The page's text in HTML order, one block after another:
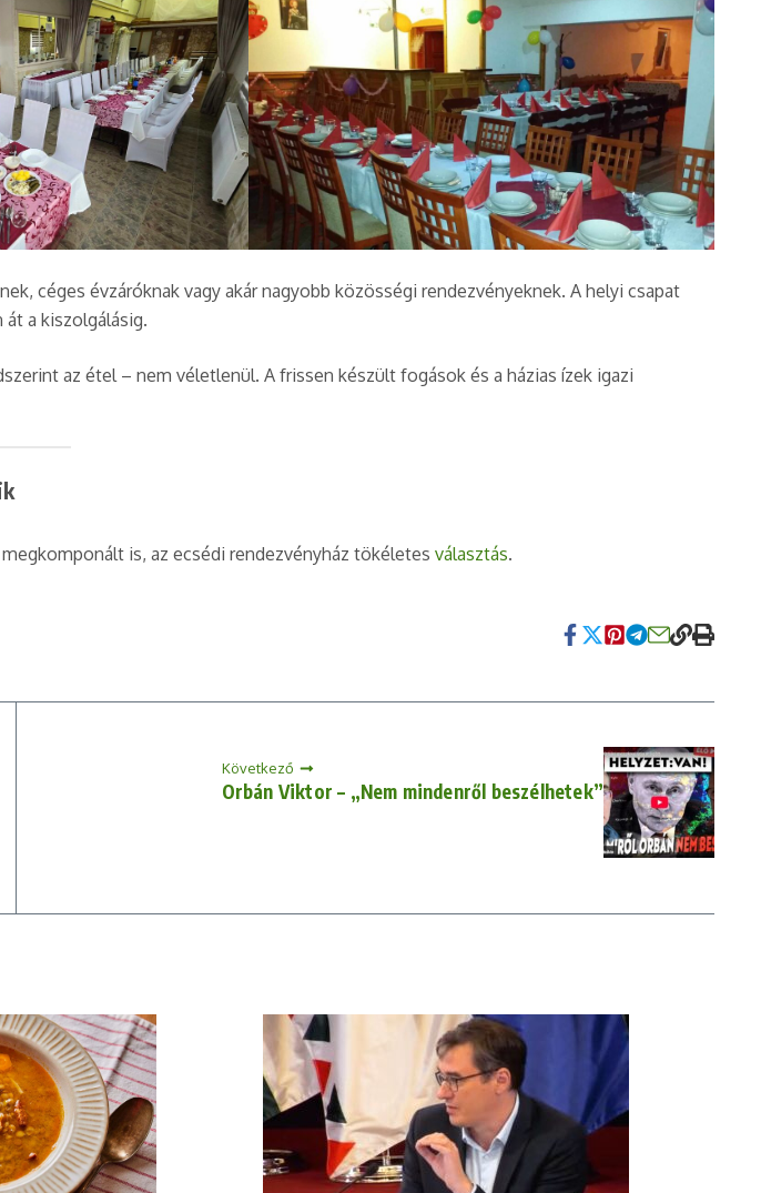
céges évzáróknak vagy akár nagyobb közösségi rendezvényeknek. A helyi csapat
a kiszolgálásig.
az étel – nem véletlenül. A frissen készült fogások és a házias ízek igazi
is, az ecsédi rendezvényház tökéletes választás.
Következő
Orbán Viktor – „Nem mindenről beszélhetek”